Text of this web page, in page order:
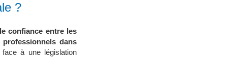
?
confiance entre les
dans
à une législation